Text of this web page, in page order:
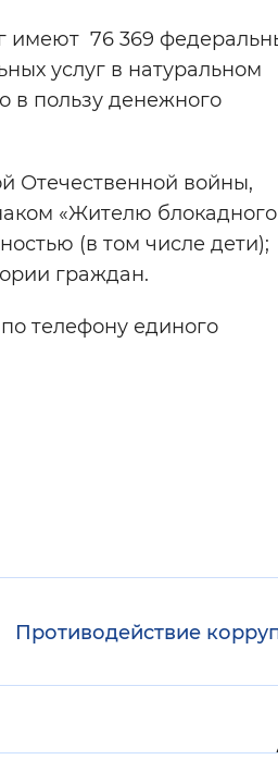
имеют 76 369
услуг в натуральном
в пользу денежного
Отечественной войны,
«Жителю блокадного
(в том числе дети);
граждан.
телефону единого
Противодействие